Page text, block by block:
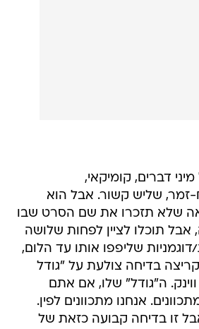
דברים, קומיקאי,
זמר, שליש קשור. אבל הוא
שלא תזכרו את שם הסרט שבו
אבל תוכלו לציין לפחות שלושה
שליפפו אותו עד הלום,
בדיחה צולעת על "גודל
ה"גודל" שלו, אם אתם
אנחנו מתכוונים לפין.
זו בדיחה קבועה כזאת של